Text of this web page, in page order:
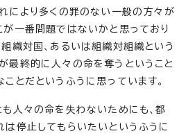
れにより多くの罪のない一般の方々が
が一番問題ではないかと思っており
組織対国、あるいは組織対組織という
最終的に人々の命を奪うということ
ことだというふうに思っています。
も人々の命を失わないためにも、都
は停止してもらいたいというふうに